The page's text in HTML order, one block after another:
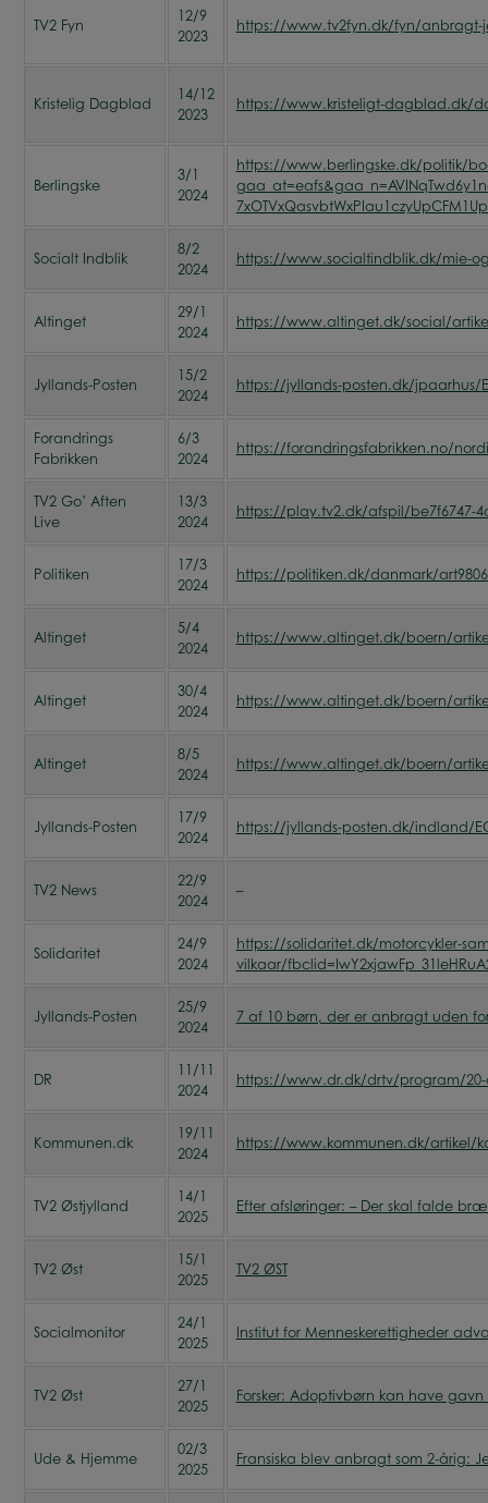
TV2 Fyn
12/9
2023
https://www.tv2fyn.dk/fyn/anbragt-
Kristelig Dagblad
14/12
2023
https://www.kristeligt-dagblad.dk/
Berlingske
3/1
2024
https://www.berlingske.dk/politik/
Socialt Indblik
8/2
2024
https://www.socialtindblik.dk/mie-
Altinget
29/1
2024
https://www.altinget.dk/social/
Jyllands-Posten
15/2
2024
https://jyllands-posten.dk/jpaarhus/
Forandrings
Fabrikken
6/3
2024
https://forandringsfabrikken.no/
TV2 Go’ Aften
Live
13/3
2024
https://play.tv2.dk/afspil/be7f6747-
Politiken
17/3
2024
https://politiken.dk/danmark/
Altinget
5/4
2024
https://www.altinget.dk/boern/
Altinget
30/4
2024
https://www.altinget.dk/boern/
Altinget
8/5
2024
https://www.altinget.dk/boern/
Jyllands-Posten
17/9
2024
https://jyllands-posten.dk/indland/
TV2 News
22/9
2024
–
Solidaritet
24/9
2024
https://solidaritet.dk/motorcykler-
vilkaar/
Jyllands-Posten
25/9
2024
7 af 10 børn, der er anbragt uden
DR
11/11
2024
https://www.dr.dk/drtv/program/20-
Kommunen.dk
19/11
2024
https://www.kommunen.dk/artikel/
TV2 Østjylland
14/1
2025
Efter afsløringer: – Der skal falde
TV2 Øst
15/1
2025
TV2 ØST
Socialmonitor
24/1
2025
Institut for Menneskerettigheder
TV2 Øst
27/1
2025
Forsker: Adoptivbørn kan have
Ude & Hjemme
02/3
2025
Fransiska blev anbragt som 2-årig: